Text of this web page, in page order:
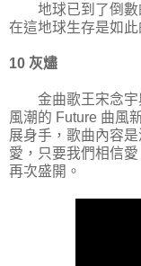
地球已到了倒數
在這地球生存是如
10 灰燼
金曲歌王宋念宇
風潮的 Future 曲風
展身手，歌曲內容
愛，只要我們相信
再次盛開。